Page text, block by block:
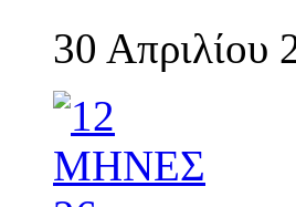
30 Απριλίου